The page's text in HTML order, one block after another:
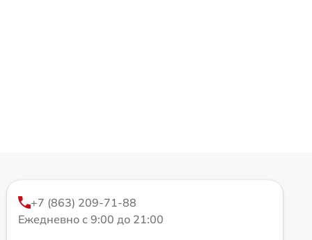
+7 (863) 209-71-88
Ежедневно с 9:00 до 21:00